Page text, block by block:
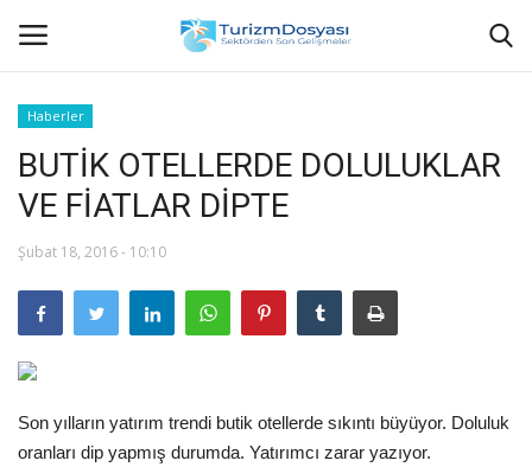
Anasayfa
Bize Ulaşın
Halil ÖNCÜ kimdir?
Haberler
BUTİK OTELLERDE DOLULUKLAR
VE FİATLAR DİPTE
Şubat 18, 2016 - 10:10
Son yılların yatırım trendi butik otellerde sıkıntı büyüyor. Doluluk
oranları dip yapmış durumda. Yatırımcı zarar yazıyor.